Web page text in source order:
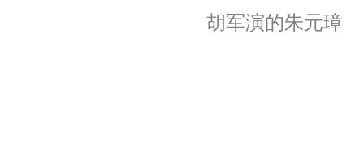
胡军演的朱元璋